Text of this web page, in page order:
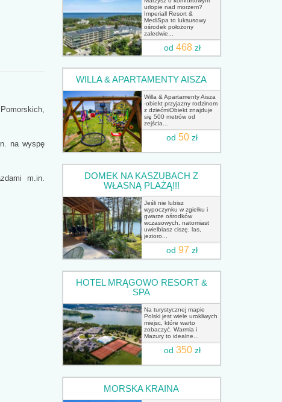
na wyspę
m.in.
urlopie nad morzem?
Imperiall Resort &
MediSpa to luksusowy
ośrodek położony
zaledwie...
od 468zł
WILLA & APARTAMENTY AISZA
Willa & Apartamenty Aisza
-obiekt przyjazny rodzinom
z dziećmiObiekt znajduje
się 500 metrów od
zejścia...
od 50 zł
DOMEK NA KASZUBACH Z
WŁASNĄ PLAŻĄ!!!
Jeśli nie lubisz
wypoczynku w zgiełku i
gwarze ośrodków
wczasowych, natomiast
uwielbiasz ciszę, las,
jezioro...
od97 zł
HOTEL MRĄGOWO RESORT &
SPA
Na turystycznej mapie
Polski jest wiele urokliwych
miejsc, które warto
zobaczyć. Warmia i
Mazury to idealne...
od 350zł
MORSKA KRAINA